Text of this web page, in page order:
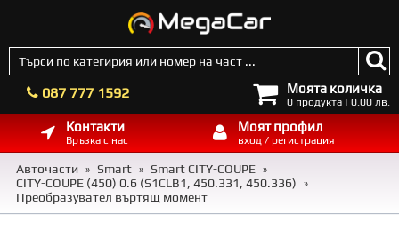
087 777 1592 Моята количка
0 продукта | 0.00 лв.
Моят профил
вход / регистрация
Контакти
Връзка с нас
Авточасти » Smart » Smart CITY-COUPE »
CITY-COUPE (450) 0.6 (S1CLB1, 450.331, 450.336) »
Преобразувател въртящ момент